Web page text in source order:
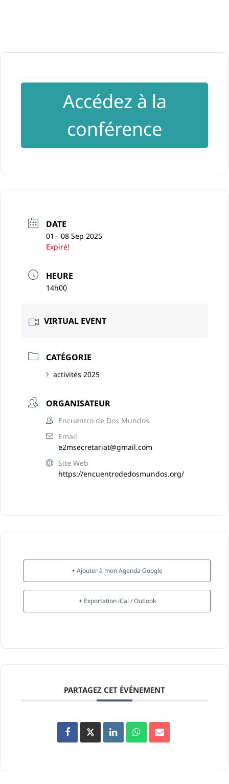
Accédez à la
conférence
DATE
01 - 08 Sep 2025
Expiré!
HEURE
14h00
VIRTUAL EVENT
CATÉGORIE
activités 2025
ORGANISATEUR
Encuentro de Dos Mundos
Email
e2msecretariat@gmail.com
Site Web
https://encuentrodedosmundos.org/
+ Ajouter à mon Agenda Google
+ Exportation iCal / Outlook
PARTAGEZ CET ÉVÉNEMENT